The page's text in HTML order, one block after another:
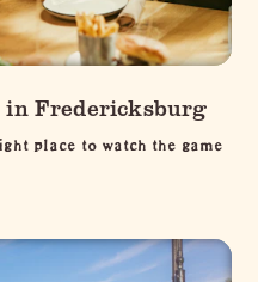
in Fredericksburg
place to watch the game